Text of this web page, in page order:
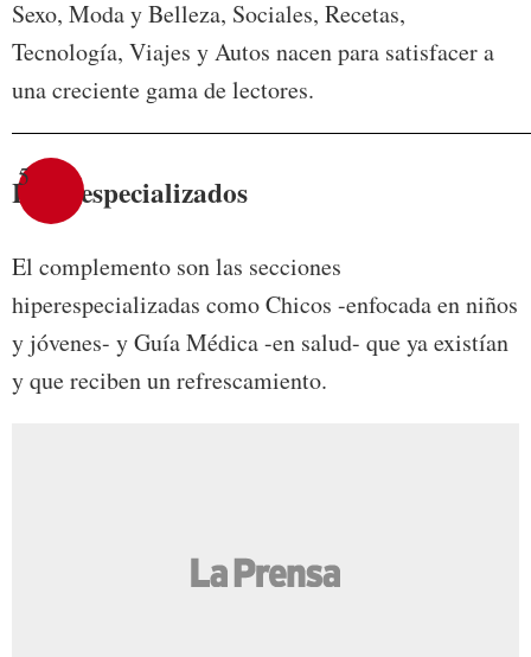
Sexo, Moda y Belleza, Sociales, Recetas,
Tecnología, Viajes y Autos nacen para satisfacer a
una creciente gama de lectores.
5
Hiperespecializados
El complemento son las secciones
hiperespecializadas como Chicos -enfocada en niños
y jóvenes- y Guía Médica -en salud- que ya existían
y que reciben un refrescamiento.